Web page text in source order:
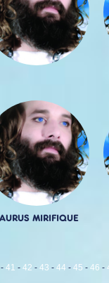
MIRIFIQUE
- 41 - 42 - 43 - 44 - 45 - 46 -